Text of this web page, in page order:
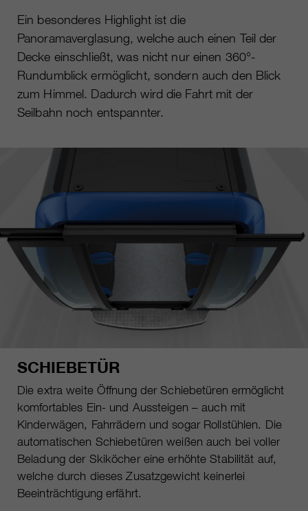
Ein besonderes Highlight ist die
Panoramaverglasung, welche auch einen Teil der
Decke einschließt, was nicht nur einen 360°-
Rundumblick ermöglicht, sondern auch den Blick
zum Himmel. Dadurch wird die Fahrt mit der
Seilbahn noch entspannter.
SCHIEBETÜR
Die extra weite Öffnung der Schiebetüren ermöglicht
komfortables Ein- und Aussteigen – auch mit
Kinderwägen, Fahrrädern und sogar Rollstühlen. Die
automatischen Schiebetüren weißen auch bei voller
Beladung der Skiköcher eine erhöhte Stabilität auf,
welche durch dieses Zusatzgewicht keinerlei
Beeinträchtigung erfährt.